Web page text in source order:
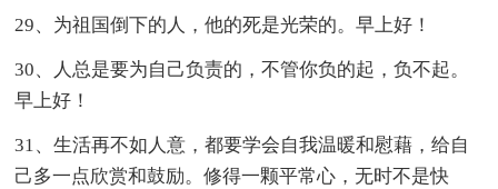
29、为祖国倒下的人，他的死是光荣的。早上好！
30、人总是要为自己负责的，不管你负的起，负不起。
早上好！
31、生活再不如人意，都要学会自我温暖和慰藉，给自
己多一点欣赏和鼓励。修得一颗平常心，无时不是快